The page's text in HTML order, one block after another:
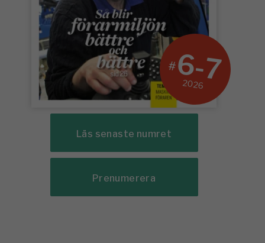
#6-7
2026
Läs senaste numret
Prenumerera